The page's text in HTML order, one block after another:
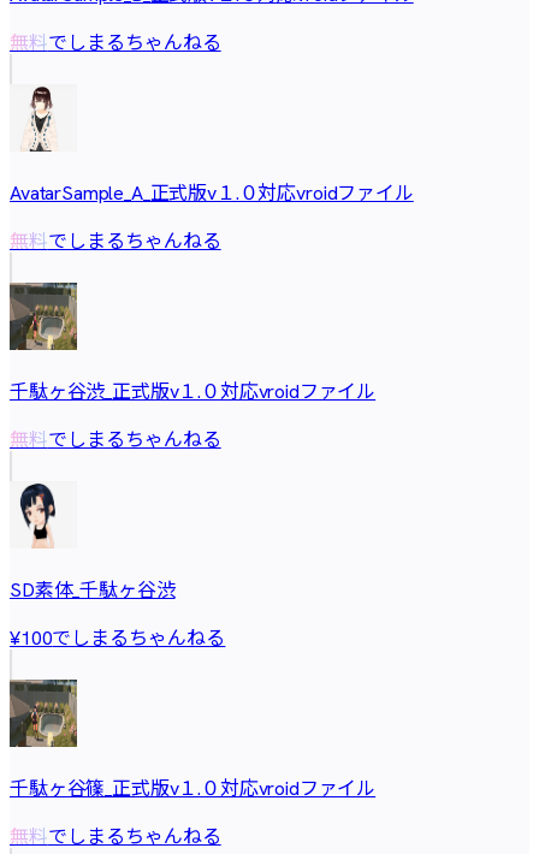
無料でしまるちゃんねる
AvatarSample_A_正式版v１.０対応vroidファイル
無料でしまるちゃんねる
千駄ヶ谷渋_正式版v１.０対応vroidファイル
無料でしまるちゃんねる
SD素体_千駄ヶ谷渋
¥100でしまるちゃんねる
千駄ヶ谷篠_正式版v１.０対応vroidファイル
無料でしまるちゃんねる